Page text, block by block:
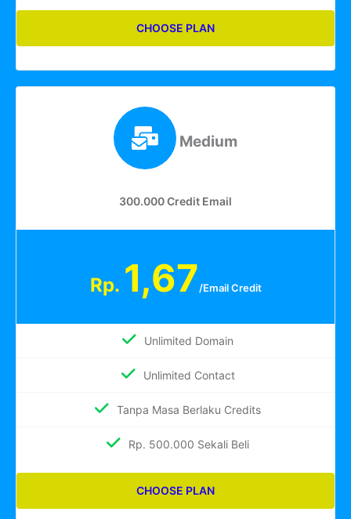
CHOOSE PLAN
Medium
300.000 Credit Email
Rp. 1,67/Email Credit
Unlimited Domain
Unlimited Contact
Tanpa Masa Berlaku Credits
Rp. 500.000 Sekali Beli
CHOOSE PLAN